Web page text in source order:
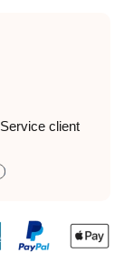
Service client